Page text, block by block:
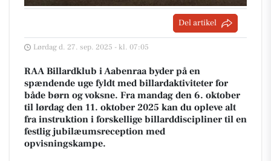
Del artikel
Lørdag d. 27. sep. 2025 - kl. 07:05
RAA Billardklub i Aabenraa byder på en
spændende uge fyldt med billardaktiviteter for
både børn og voksne. Fra mandag den 6. oktober
til lørdag den 11. oktober 2025 kan du opleve alt
fra instruktion i forskellige billarddiscipliner til en
festlig jubilæumsreception med
opvisningskampe.